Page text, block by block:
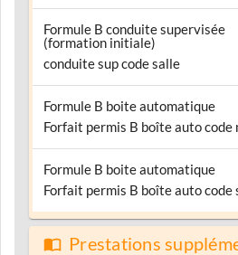
Formule B conduite supervisée
(formation initiale)
conduite sup code salle
Formule B boite automatique
Forfait permis B boîte auto code
Formule B boite automatique
Forfait permis B boîte auto code
Prestations